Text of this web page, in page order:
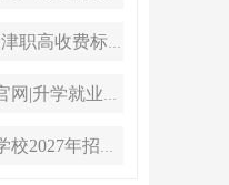
职高收费标准
学就业双路径
章|招生专业|报名条件